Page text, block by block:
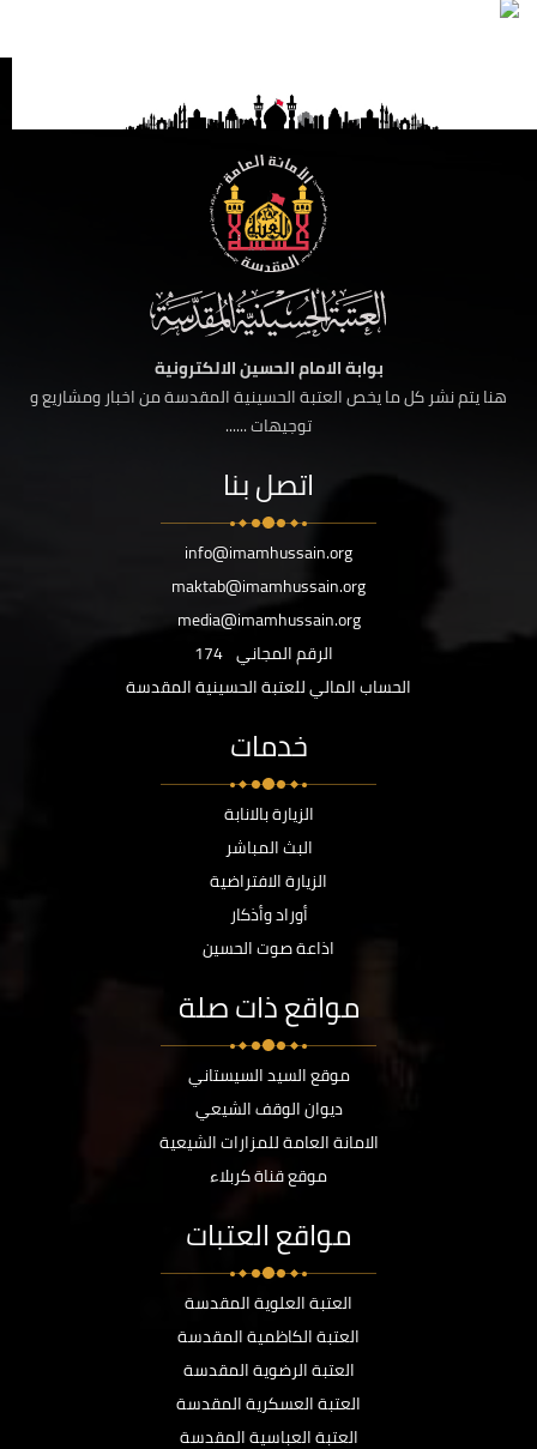
بوابة الامام الحسين الالكترونية
هنا يتم نشر كل ما يخص العتبة الحسينية المقدسة من اخبار ومشاريع و
توجيهات ......
اتصل بنا
info@imamhussain.org
maktab@imamhussain.org
media@imamhussain.org
الرقم المجاني 174
الحساب المالي للعتبة الحسينية المقدسة
خدمات
الزيارة بالانابة
البث المباشر
الزيارة الافتراضية
أوراد وأذكار
اذاعة صوت الحسين
مواقع ذات صلة
موقع السيد السيستاني
ديوان الوقف الشيعي
الامانة العامة للمزارات الشيعية
موقع قناة كربلاء
مواقع العتبات
العتبة العلوية المقدسة
العتبة الكاظمية المقدسة
العتبة الرضوية المقدسة
العتبة العسكرية المقدسة
العتبة العباسية المقدسة